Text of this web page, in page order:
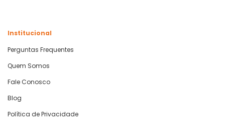
Institucional
Perguntas Frequentes
Quem Somos
Fale Conosco
Blog
Política de Privacidade